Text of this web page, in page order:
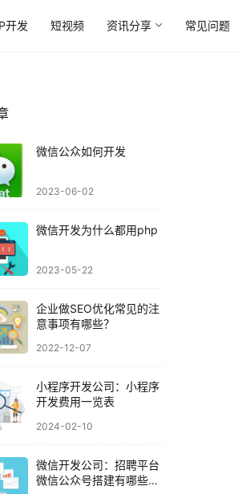
开发 短视频 资讯分享 常见问题
微信公众如何开发
2023-06-02
微信开发为什么都用php
2023-05-22
企业做SEO优化常见的注
意事项有哪些？
2022-12-07
小程序开发公司：小程序
开发费用一览表
2024-02-10
微信开发公司：招聘平台
微信公众号搭建有哪些常